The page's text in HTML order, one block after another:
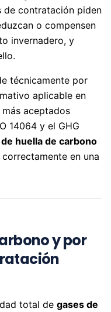
de contratación piden
o compensen
invernadero, y
técnicamente por
aplicable en
aceptados
14064 y el GHG
huella de carbono
en una
y por
total de gases de